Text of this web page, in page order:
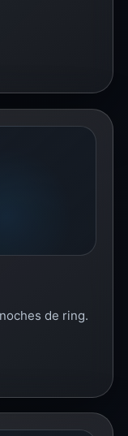
de ring.